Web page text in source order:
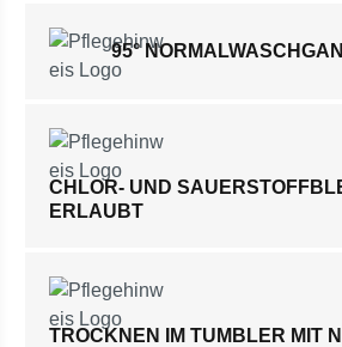
95°
CHLOR- UND
ERLAUBT
TROCKNEN IM TUMBLER MIT